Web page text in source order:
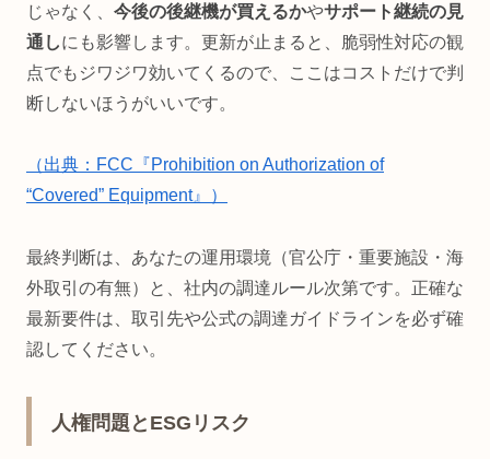
じゃなく、 今後の後継機が買えるかやサポート継続の見
通しにも影響します。更新が止まると、脆弱性対応の観
点でもジワジワ効いてくるので、ここはコストだけで判
断しないほうがいいです。
（出典：FCC『Prohibition on Authorization of
“Covered” Equipment』）
最終判断は、あなたの運用環境（官公庁・重要施設・海
外取引の有無）と、社内の調達ルール次第です。正確な
最新要件は、取引先や公式の調達ガイドラインを必ず確
認してください。
人権問題とESGリスク